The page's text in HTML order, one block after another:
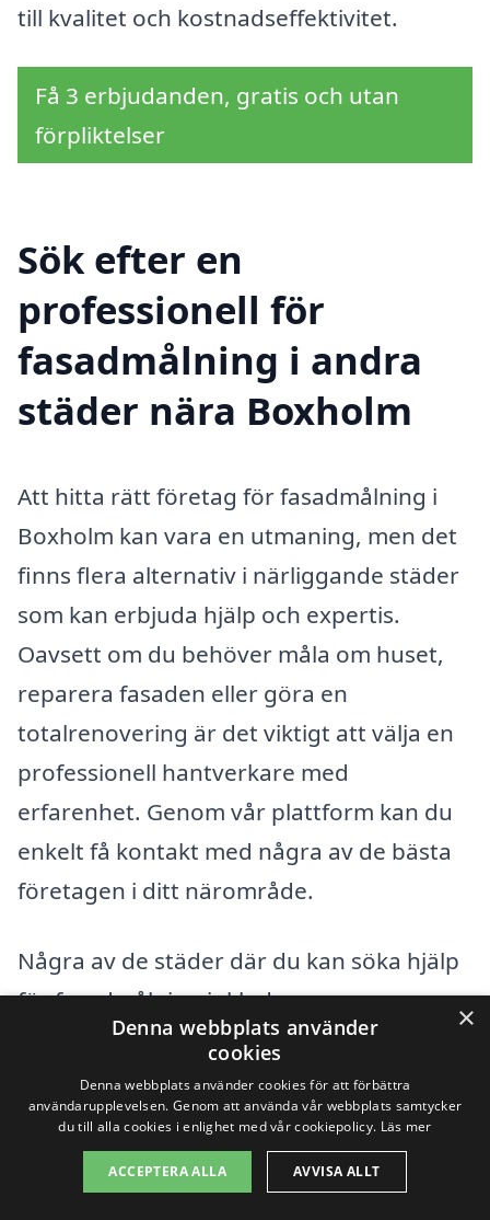
till kvalitet och kostnadseffektivitet.
Få 3 erbjudanden, gratis och utan
förpliktelser
Sök efter en
professionell för
fasadmålning i andra
städer nära Boxholm
Att hitta rätt företag för fasadmålning i
Boxholm kan vara en utmaning, men det
finns flera alternativ i närliggande städer
som kan erbjuda hjälp och expertis.
Oavsett om du behöver måla om huset,
reparera fasaden eller göra en
totalrenovering är det viktigt att välja en
professionell hantverkare med
erfarenhet. Genom vår plattform kan du
enkelt få kontakt med några av de bästa
företagen i ditt närområde.
Några av de städer där du kan söka hjälp
för fasadmålning inkluderar:
Habo
Jönköping
×
Denna webbplats använder
cookies
Denna webbplats använder cookies för att förbättra
användarupplevelsen. Genom att använda vår webbplats samtycker
du till alla cookies i enlighet med vår cookiepolicy. Läs mer
ACCEPTERA ALLA AVVISA ALLT